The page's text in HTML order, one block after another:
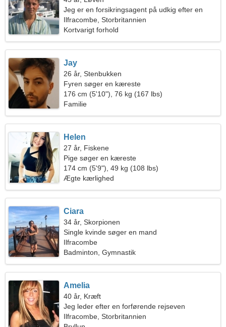
Jeg er en forsikringsagent på udkig efter en
sensuel kvinde
Ilfracombe, Storbritannien
Kortvarigt forhold
Jay
26 år, Stenbukken
Fyren søger en kæreste
176 cm (5'10"), 76 kg (167 lbs)
Familie
Helen
27 år, Fiskene
Pige søger en kæreste
174 cm (5'9"), 49 kg (108 lbs)
Ægte kærlighed
Ciara
34 år, Skorpionen
Single kvinde søger en mand
Ilfracombe
Badminton, Gymnastik
Amelia
40 år, Kræft
Jeg leder efter en forførende rejseven
Ilfracombe, Storbritannien